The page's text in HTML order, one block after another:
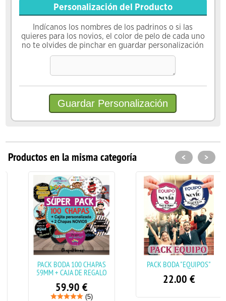
Personalización del Producto
Indícanos los nombres de los padrinos o si las
quieres para los novios, el color de pelo de cada uno
no te olvides de pinchar en guardar personalización
Productos en la misma categoría
PACK BODA 100 CHAPAS
59MM + CAJA DE REGALO
59.90€
(5)
PACK BODA "EQUIPOS"
22.00€
< >